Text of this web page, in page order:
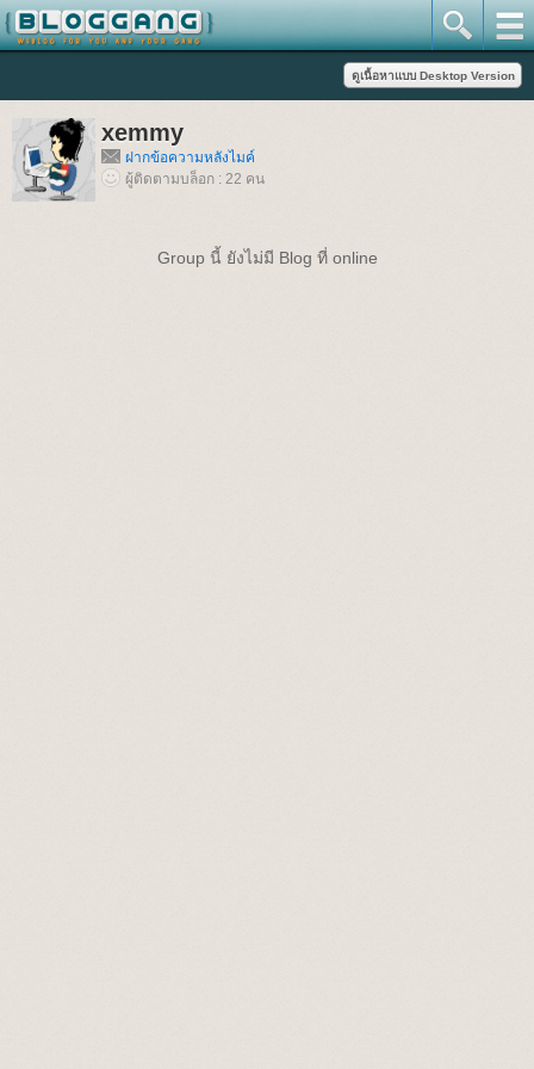
xemmy
ฝากข้อความหลังไมค์
ผู้ติดตามบล็อก : 22 คน
Group นี้ ยังไม่มี Blog ที่ online